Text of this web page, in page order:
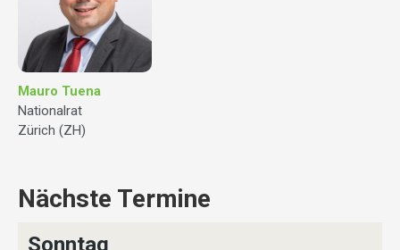
Mauro Tuena
Nationalrat
Zürich (ZH)
Nächste Termine
Sonntag